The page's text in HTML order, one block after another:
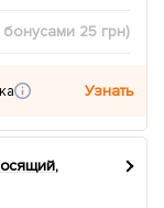
бонусами 25 грн)
Узнать